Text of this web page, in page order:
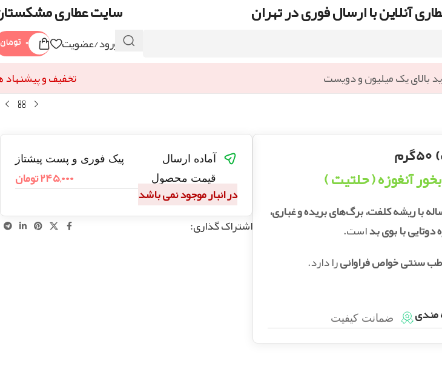
آنلاین با ارسال فوری در تهران سایت عطاری
ورود/عضویت ۰ تومان
بالای یک میلیون و دویست
تخفیف و پیشنهاد
آنغوزه ( حلتیت )
با ریشه کلفت، برگ‌های بریده و غباری،
با بوی بداست.
سنتی خواص فراوانیرا دارد.
مندی ضمانت کیفیت
آماده ارسال
پیک فوری و پست پیشتاز
قیمت محصول
۲۴۵,۰۰۰تومان
در انبار موجود نمی باشد
اشتراک گذاری: